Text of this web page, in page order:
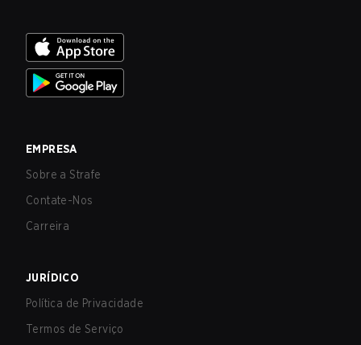
EMPRESA
Sobre a Strafe
Contate-Nos
Carreira
JURÍDICO
Política de Privacidade
Termos de Serviço